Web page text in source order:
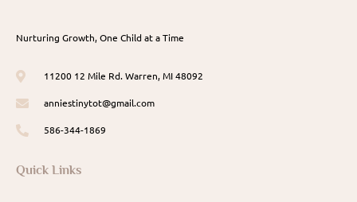
Nurturing Growth, One Child at a Time
11200 12 Mile Rd. Warren, MI 48092
anniestinytot@gmail.com
586-344-1869
Quick Links